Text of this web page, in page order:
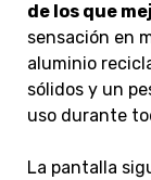
de los que
sensación en
aluminio
sólidos y un
uso durante
La pantalla